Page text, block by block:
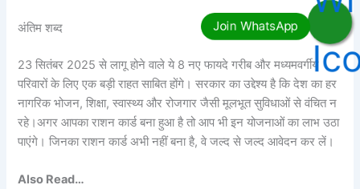
अंतिम शब्द
23 सितंबर 2025 से लागू होने वाले ये 8 नए फायदे गरीब और मध्यमवर्गीय
परिवारों के लिए एक बड़ी राहत साबित होंगे। सरकार का उद्देश्य है कि देश का हर
नागरिक भोजन, शिक्षा, स्वास्थ्य और रोजगार जैसी मूलभूत सुविधाओं से वंचित न
रहे।अगर आपका राशन कार्ड बना हुआ है तो आप भी इन योजनाओं का लाभ उठा
पाएंगे। जिनका राशन कार्ड अभी नहीं बना है, वे जल्द से जल्द आवेदन कर लें।
Also Read…